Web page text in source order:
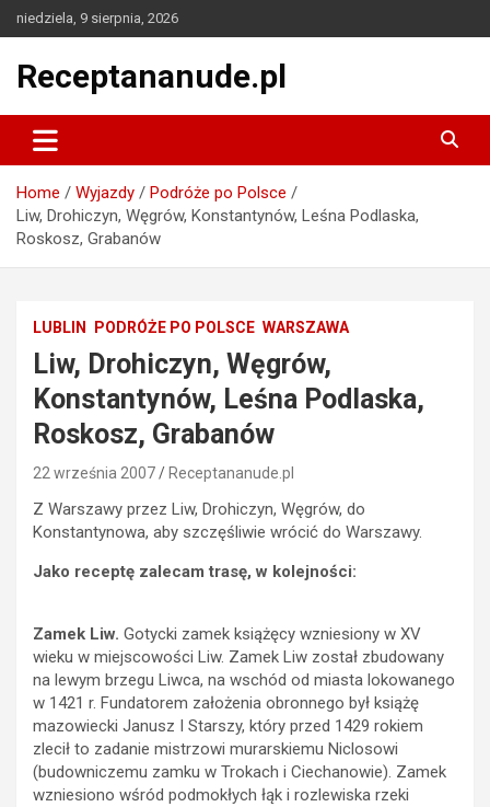
Skip
to
niedziela, 9 sierpnia, 2026
Receptananude.pl
Home Wyjazdy
Podróże po Polsce
Liw, Drohiczyn, Węgrów, Konstantynów, Leśna Podlaska,
Roskosz, Grabanów
LUBLIN PODRÓŻE PO POLSCE WARSZAWA
Liw, Drohiczyn, Węgrów,
Konstantynów, Leśna Podlaska,
Roskosz, Grabanów
22 września 2007 Receptananude.pl
Z Warszawy przez Liw, Drohiczyn, Węgrów, do
Konstantynowa, aby szczęśliwie wrócić do Warszawy.
Jako receptę zalecam trasę, w kolejności:
Zamek Liw. Gotycki zamek książęcy wzniesiony w XV
wieku w miejscowości Liw. Zamek Liw został zbudowany
na lewym brzegu Liwca, na wschód od miasta lokowanego
w 1421 r. Fundatorem założenia obronnego był książę
mazowiecki Janusz I Starszy, który przed 1429 rokiem
zlecił to zadanie mistrzowi murarskiemu Niclosowi
(budowniczemu zamku w Trokach i Ciechanowie). Zamek
wzniesiono wśród podmokłych łąk i rozlewiska rzeki